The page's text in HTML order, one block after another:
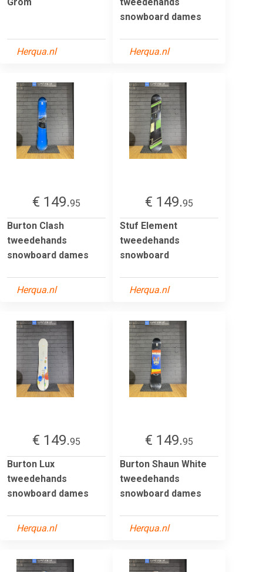
Herqua.nl
snowboard dames
Herqua.nl
€ 149.95
Burton Clash
tweedehands
snowboard dames
Herqua.nl
€ 149.95
Stuf Element
tweedehands
snowboard
Herqua.nl
€ 149.95
Burton Lux
tweedehands
snowboard dames
Herqua.nl
€ 149.95
Burton Shaun White
tweedehands
snowboard dames
Herqua.nl